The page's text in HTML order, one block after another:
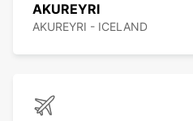
AKUREYRI
AKUREYRI - ICELAND